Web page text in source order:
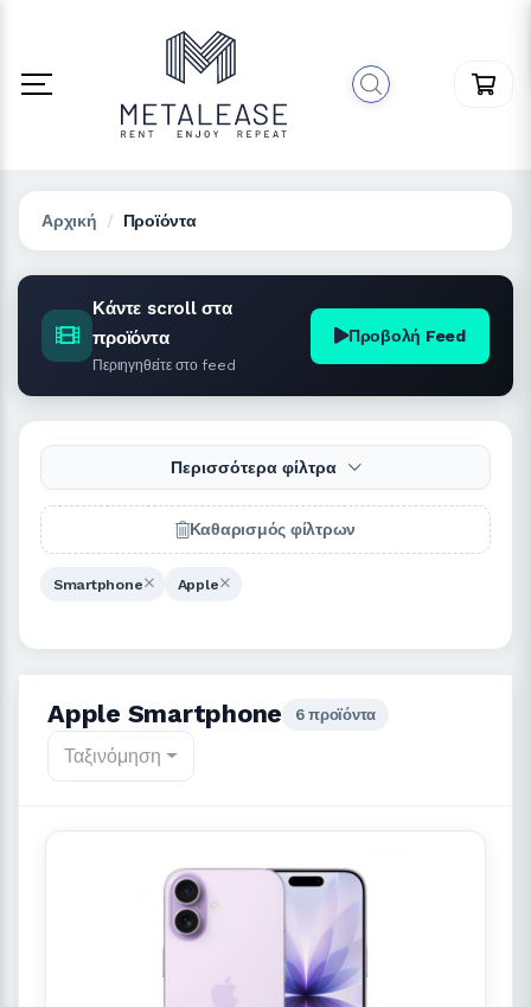
Αρχική Προϊόντα
Κάντε scroll στα
προϊόντα
Περιηγηθείτε στο feed
Προβολή Feed
Περισσότερα φίλτρα
Καθαρισμός φίλτρων
Smartphone Apple
Apple Smartphone 6 προϊόντα
Ταξινόμηση